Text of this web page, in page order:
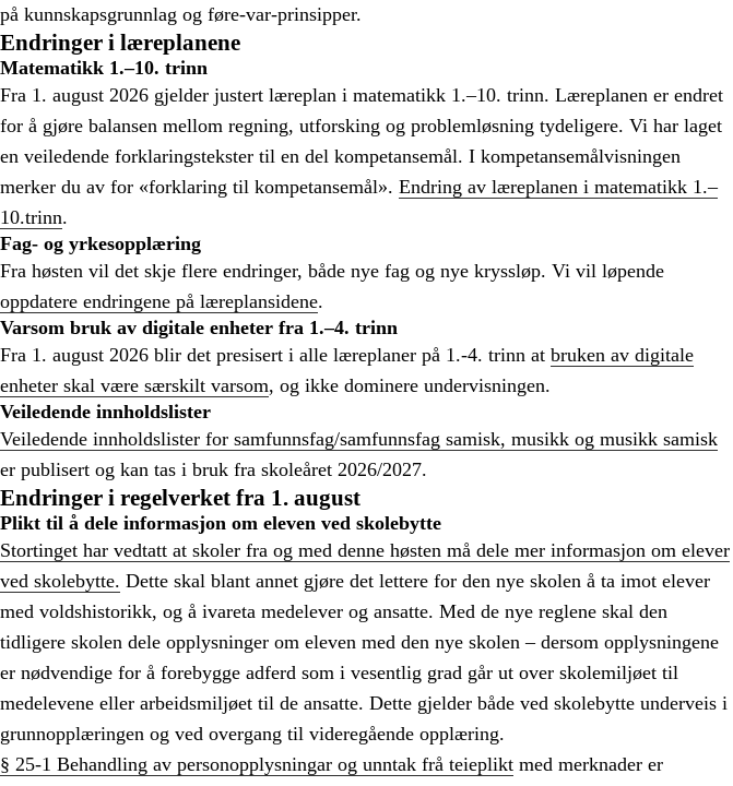
på kunnskapsgrunnlag og føre-var-prinsipper.
Endringer i læreplanene
Matematikk 1.–10. trinn
Fra 1. august 2026 gjelder justert læreplan i matematikk 1.–10. trinn. Læreplanen er endret
for å gjøre balansen mellom regning, utforsking og problemløsning tydeligere. Vi har laget
en veiledende forklaringstekster til en del kompetansemål. I kompetansemålvisningen
merker du av for «forklaring til kompetansemål». Endring av læreplanen i matematikk 1.–
10.trinn.
Fag- og yrkesopplæring
Fra høsten vil det skje flere endringer, både nye fag og nye kryssløp. Vi vil løpende
oppdatere endringene på læreplansidene.
Varsom bruk av digitale enheter fra 1.–4. trinn
Fra 1. august 2026 blir det presisert i alle læreplaner på 1.-4. trinn at bruken av digitale
enheter skal være særskilt varsom, og ikke dominere undervisningen.
Veiledende innholdslister
Veiledende innholdslister for samfunnsfag/samfunnsfag samisk, musikk og musikk samisk
er publisert og kan tas i bruk fra skoleåret 2026/2027.
Endringer i regelverket fra 1. august
Plikt til å dele informasjon om eleven ved skolebytte
Stortinget har vedtatt at skoler fra og med denne høsten må dele mer informasjon om elever
ved skolebytte. Dette skal blant annet gjøre det lettere for den nye skolen å ta imot elever
med voldshistorikk, og å ivareta medelever og ansatte. Med de nye reglene skal den
tidligere skolen dele opplysninger om eleven med den nye skolen – dersom opplysningene
er nødvendige for å forebygge adferd som i vesentlig grad går ut over skolemiljøet til
medelevene eller arbeidsmiljøet til de ansatte. Dette gjelder både ved skolebytte underveis i
grunnopplæringen og ved overgang til videregående opplæring.
§ 25-1 Behandling av personopplysningar og unntak frå teieplikt med merknader er